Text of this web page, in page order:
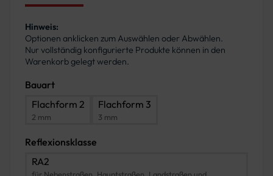
Hinweis:
Optionen anklicken zum Auswählen oder Abwählen.
Nur vollständig konfigurierte Produkte können in den
Warenkorb gelegt werden.
Bauart
Flachform 2
2 mm
Flachform 3
3 mm
Reflexionsklasse
RA2